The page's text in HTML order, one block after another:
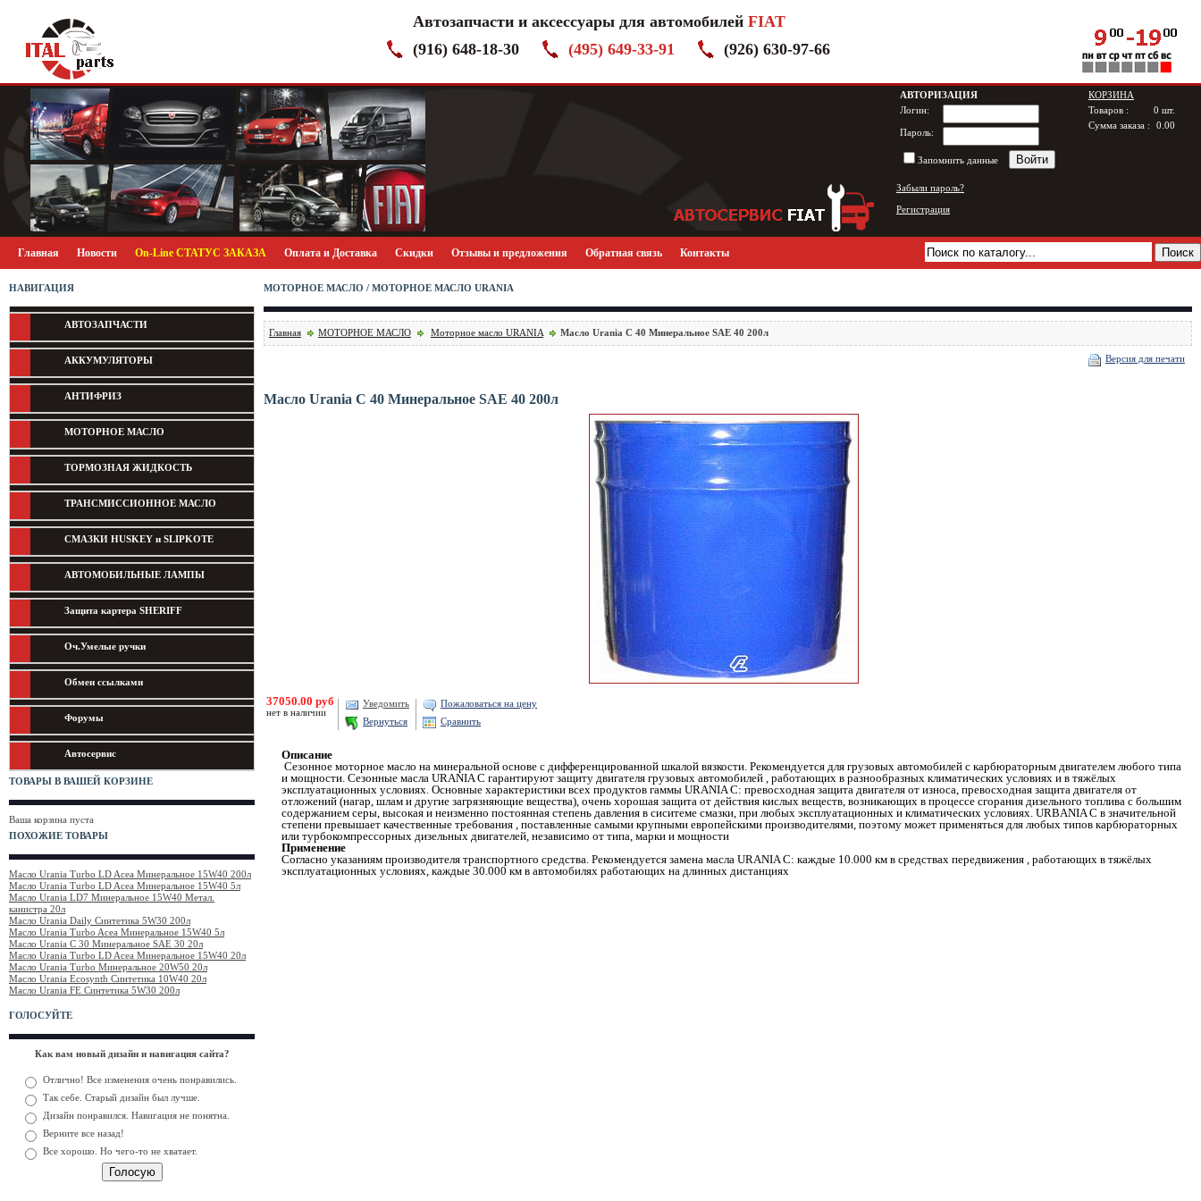
Автозапчасти и аксессуары для автомобилей FIAT
(916) 648-18-30
(495) 649-33-91 (926) 630-97-66
КОРЗИНА
Товаров :
0 шт.
Сумма заказа :
0.00
АВТОРИЗАЦИЯ
Логин:
Пароль:
Запомнить данные
Забыли пароль?
Регистрация
Главная Новости On-Line СТАТУС ЗАКАЗА Оплата и Доставка Скидки Отзывы и предложения Обратная связь Контакты
НАВИГАЦИЯ
АВТОЗАПЧАСТИ
АККУМУЛЯТОРЫ
АНТИФРИЗ
МОТОРНОЕ МАСЛО
ТОРМОЗНАЯ ЖИДКОСТЬ
ТРАНСМИССИОННОЕ МАСЛО
СМАЗКИ HUSKEY и SLIPKOTE
АВТОМОБИЛЬНЫЕ ЛАМПЫ
Защита картера SHERIFF
Оч.Умелые ручки
Обмен ссылками
Форумы
Автосервис
ТОВАРЫ В ВАШЕЙ КОРЗИНЕ
Ваша корзина пуста
ПОХОЖИЕ ТОВАРЫ
Масло Urania Turbo LD Acea Минеральное 15W40 200л
Масло Urania Turbo LD Acea Минеральное 15W40 5л
Масло Urania LD7 Минеральное 15W40 Метал.
канистра 20л
Масло Urania Daily Синтетика 5W30 200л
Масло Urania Turbo Acea Минеральное 15W40 5л
Масло Urania C 30 Минеральное SAE 30 20л
Масло Urania Turbo LD Acea Минеральное 15W40 20л
Масло Urania Turbo Минеральное 20W50 20л
Масло Urania Ecosynth Cинтетика 10W40 20л
Масло Urania FE Синтетика 5W30 200л
ГОЛОСУЙТЕ
Как вам новый дизайн и навигация сайта?
Отлично! Все изменения очень понравились.
Так себе. Старый дизайн был лучше.
Дизайн понравился. Навигация не понятна.
Верните все назад!
Все хорошо. Но чего-то не хватает.
МОТОРНОЕ МАСЛО / МОТОРНОЕ МАСЛО URANIA
Главная МОТОРНОЕ МАСЛО Моторное масло URANIA Масло Urania C 40 Минеральное SAE 40 200л
Версия для печати
Масло Urania C 40 Минеральное SAE 40 200л
37050.00 руб
нет в наличии
Уведомить
Вернуться
Пожаловаться на цену
Сравнить
Описание
Сезонное моторное масло на минеральной основе с дифференцированной шкалой вязкости. Рекомендуется для грузовых автомобилей с карбюраторным двигателем любого типа
и мощности. Сезонные масла URANIA C гарантируют защиту двигателя грузовых автомобилей , работающих в разнообразных климатических условиях и в тяжёлых
эксплуатационных условиях. Основные характеристики всех продуктов гаммы URANIA C: превосходная защита двигателя от износа, превосходная защита двигателя от
отложений (нагар, шлам и другие загрязняющие вещества), очень хорошая защита от действия кислых веществ, возникающих в процессе сгорания дизельного топлива с большим
содержанием серы, высокая и неизменно постоянная степень давления в сиситеме смазки, при любых эксплуатационных и климатических условиях. URBANIA C в значительной
степени превышает качественные требования , поставленные самыми крупными европейскими производителями, поэтому может применяться для любых типов карбюраторных
или турбокомпрессорных дизельных двигателей, независимо от типа, марки и мощности
Применение
Согласно указаниям производителя транспортного средства. Рекомендуется замена масла URANIA C: каждые 10.000 км в средствах передвижения , работающих в тяжёлых
эксплуатационных условиях, каждые 30.000 км в автомобилях работающих на длинных дистанциях